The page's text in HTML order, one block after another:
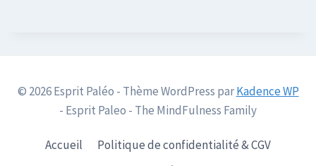
© 2026 Esprit Paléo - Thème WordPress parKadence WP
- Esprit Paleo - The MindFulness Family
Accueil
Politique de confidentialité & CGV